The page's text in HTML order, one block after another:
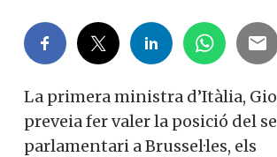
La primera ministra d’Itàlia,
preveia fer valer la posició del
parlamentari a Brussel·les, els